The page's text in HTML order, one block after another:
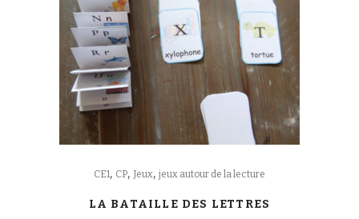
CE1, CP, Jeux, jeux autour de la lecture
LA BATAILLE DES LETTRES